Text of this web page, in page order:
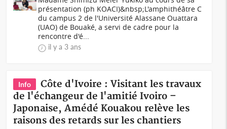
présentation (ph KOACI)&nbsp;L'amphithéâtre C
du campus 2 de l'Université Alassane Ouattara
(UAO) de Bouaké, a servi de cadre pour la
rencontre d'é...
il y a 3 ans
Info
Côte d'Ivoire : Visitant les travaux
de l'échangeur de l'amitié Ivoiro –
Japonaise, Amédé Kouakou relève les
raisons des retards sur les chantiers